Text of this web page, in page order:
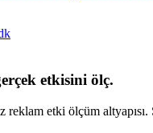
etkisini ölç.
reklam etki ölçüm